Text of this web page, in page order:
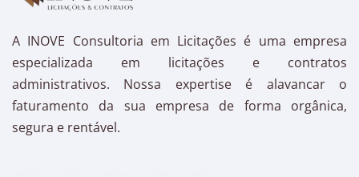
A INOVE Consultoria em Licitações é uma empresa
especializada em licitações e contratos
administrativos. Nossa expertise é alavancar o
faturamento da sua empresa de forma orgânica,
segura e rentável.